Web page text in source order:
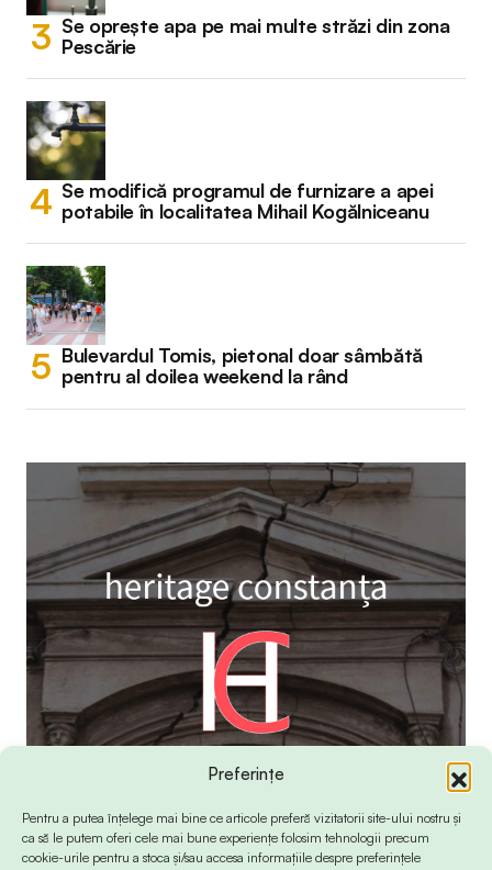
Preferințe
Pentru a putea înțelege mai bine ce articole preferă vizitatorii site-ului nostru și
ca să le putem oferi cele mai bune experiențe folosim tehnologii precum
cookie-urile pentru a stoca și/sau accesa informațiile despre preferințele
Se oprește apa pe mai multe străzi din zona
Pescărie
Se modifică programul de furnizare a apei
potabile în localitatea Mihail Kogălniceanu
Bulevardul Tomis, pietonal doar sâmbătă
pentru al doilea weekend la rând